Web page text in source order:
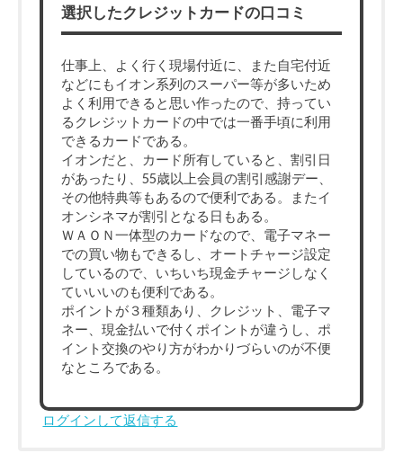
選択したクレジットカードの口コミ
仕事上、よく行く現場付近に、また自宅付近
などにもイオン系列のスーパー等が多いため
よく利用できると思い作ったので、持ってい
るクレジットカードの中では一番手頃に利用
できるカードである。
イオンだと、カード所有していると、割引日
があったり、55歳以上会員の割引感謝デー、
その他特典等もあるので便利である。またイ
オンシネマが割引となる日もある。
ＷＡＯＮ一体型のカードなので、電子マネー
での買い物もできるし、オートチャージ設定
しているので、いちいち現金チャージしなく
ていいいのも便利である。
ポイントが３種類あり、クレジット、電子マ
ネー、現金払いで付くポイントが違うし、ポ
イント交換のやり方がわかりづらいのが不便
なところである。
ログインして返信する